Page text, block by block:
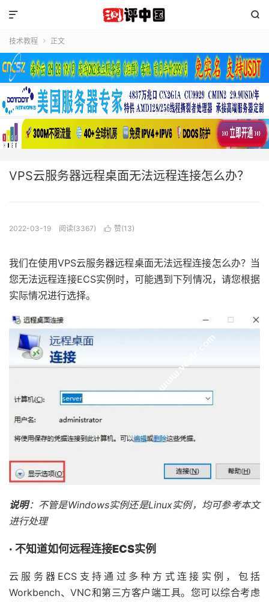


技术教程  正文
VPS云服务器远程桌面无法远程连接怎么办？
2022-03-19 阅读(3367)  赞(13)
我们在使用VPS云服务器远程桌面无法远程连接怎么办？当
您无法远程连接ECS实例时，可能遇到下列情况，请您根据
实际情况进行选择。
说明：不管是Windows实例还是Linux实例，均可参考本文
进行处理
· 不知道如何远程连接ECS实例
云服务器ECS支持通过多种方式连接实例，包括
Workbench、VNC和第三方客户端工具。您可以综合考虑